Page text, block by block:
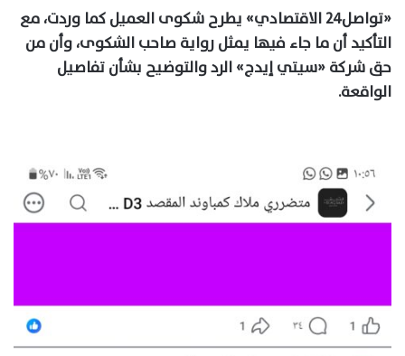
«تواصل٢٤ الاقتصادي» يطرح شكوى العميل كما وردت، مع
التأكيد أن ما جاء فيها يمثل رواية صاحب الشكوى، وأن من
حق شركة «سيتي إيدج» الرد والتوضيح بشأن تفاصيل
الواقعة.